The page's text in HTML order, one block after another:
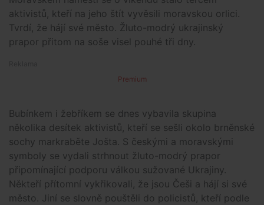
aktivistů, kteří na jeho štít vyvěsili moravskou orlici.
Tvrdí, že hájí své město. Žluto-modrý ukrajinský
prapor přitom na soše visel pouhé tři dny.
Premium
Bubínkem i žebříkem se dnes vybavila skupina
několika desítek aktivistů, kteří se sešli okolo brněnské
sochy markraběte Jošta. S českými a moravskými
symboly se vydali strhnout žluto-modrý prapor
připomínající podporu válkou sužované Ukrajiny.
Někteří přítomní vykřikovali, že jsou Češi a hájí si své
město. Jiní se slovně pouštěli do policistů, kteří podle